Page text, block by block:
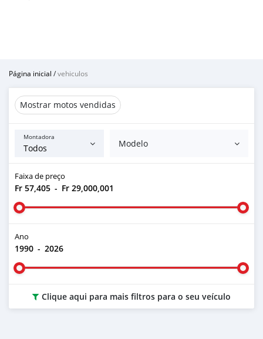
Página inicial /vehiculos
Mostrar motos vendidas
Montadora
Modelo
Faixa de preço
Fr 57,405 - Fr 29,000,001
Ano
1990 - 2026
Clique aqui para mais filtros para o seu veículo